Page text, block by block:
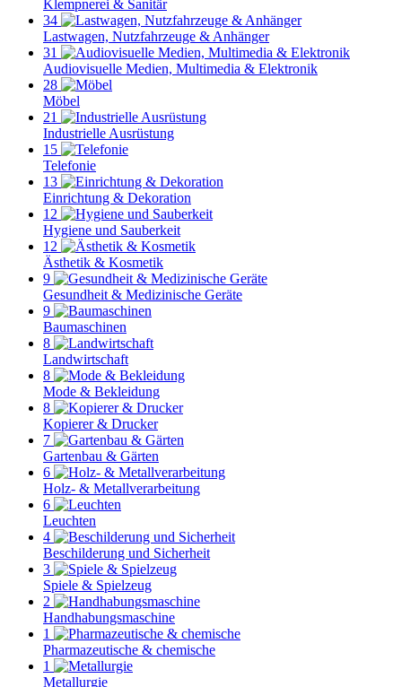
Klempnerei & Sanitär
34
Lastwagen, Nutzfahrzeuge & Anhänger
31
Audiovisuelle Medien, Multimedia & Elektronik
28
Möbel
21
Industrielle Ausrüstung
15
Telefonie
13
Einrichtung & Dekoration
12
Hygiene und Sauberkeit
12
Ästhetik & Kosmetik
9
Gesundheit & Medizinische Geräte
9
Baumaschinen
8
Landwirtschaft
8
Mode & Bekleidung
8
Kopierer & Drucker
7
Gartenbau & Gärten
6
Holz- & Metallverarbeitung
6
Leuchten
4
Beschilderung und Sicherheit
3
Spiele & Spielzeug
2
Handhabungsmaschine
1
Pharmazeutische & chemische
1
Metallurgie